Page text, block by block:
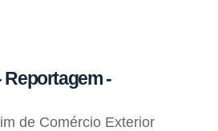
Reportagem -
de Comércio Exterior